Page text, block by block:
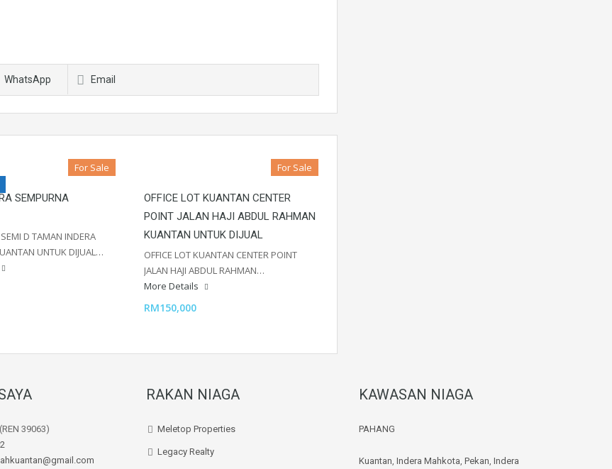
WhatsApp Email
For Sale
SEMPURNA
D TAMAN INDERA
UNTUK DIJUAL…
For Sale
OFFICE LOT KUANTAN CENTER
POINT JALAN HAJI ABDUL RAHMAN
KUANTAN UNTUK DIJUAL
OFFICE LOT KUANTAN CENTER POINT
JALAN HAJI ABDUL RAHMAN…
More Details
RM150,000
39063)
RAKAN NIAGA
Meletop Properties
Legacy Realty
KAWASAN NIAGA
PAHANG
Kuantan, Indera Mahkota, Pekan, Indera